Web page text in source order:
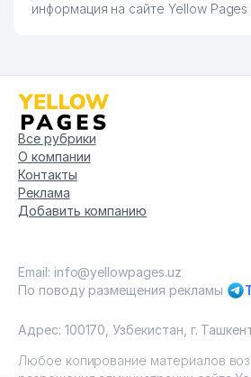
информация на сайте Yellow Pages
Все рубрики
О компании
Контакты
Реклама
Добавить компанию
Email: info@yellowpages.uz
По поводу размещения рекламы
Адрес: 100170, Узбекистан, г.
Любое копирование материалов